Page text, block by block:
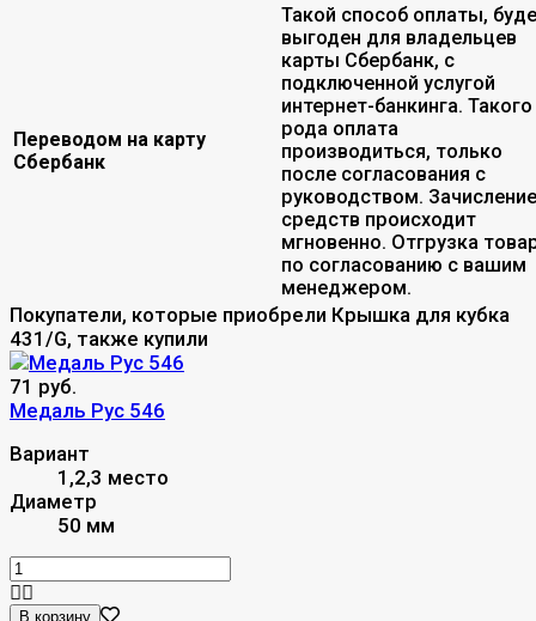
Переводом на карту
Сбербанк
Такой способ оплаты,
выгоден для владельцев
карты Сбербанк, с
подключенной услугой
интернет-банкинга. Такого
рода оплата
производиться, только
после согласования с
руководством. Зачисление
средств происходит
мгновенно. Отгрузка
по согласованию с вашим
менеджером.
Покупатели, которые приобрели Крышка для кубка
431/G, также купили
71 руб.
Медаль Рус 546
Вариант
1,2,3 место
Диаметр
50 мм
В корзину